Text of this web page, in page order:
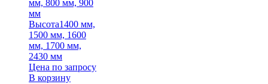
мм, 800 мм, 900
мм
Высота1400 мм,
1500 мм, 1600
мм, 1700 мм,
2430 мм
Цена по запросу
В корзину